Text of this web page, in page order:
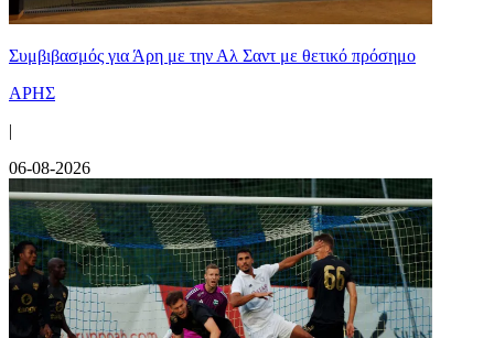
Συμβιβασμός για Άρη με την Αλ Σαντ με θετικό πρόσημο
ΑΡΗΣ
|
06-08-2026